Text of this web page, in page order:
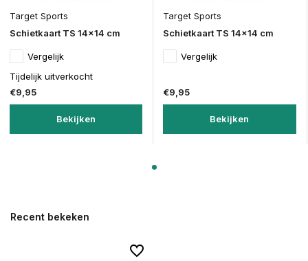
Target Sports
Schietkaart TS 14x14 cm
Vergelijk
Tijdelijk uitverkocht
€9,95
Bekijken
Target Sports
Schietkaart TS 14x14 cm
Vergelijk
€9,95
Bekijken
Recent bekeken